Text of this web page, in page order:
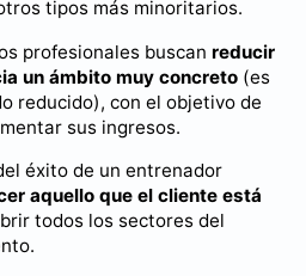
tipos más minoritarios.
profesionales buscan reducir
un ámbito muy concreto (es
reducido), con el objetivo de
sus ingresos.
éxito de un entrenador
aquello que el cliente está
todos los sectores del